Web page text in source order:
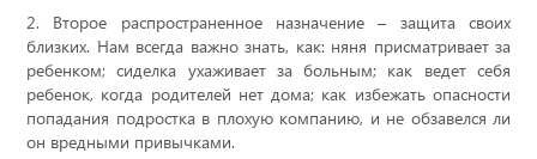
2. Второе распространенное назначение – защита своих
близких. Нам всегда важно знать, как: няня присматривает за
ребенком; сиделка ухаживает за больным; как ведет себя
ребенок, когда родителей нет дома; как избежать опасности
попадания подростка в плохую компанию, и не обзавелся ли
он вредными привычками.